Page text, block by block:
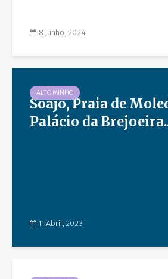
8 Junho, 2024
ALTO MINHO
Soajo, Praia de
Palácio da
11 Abril, 2023